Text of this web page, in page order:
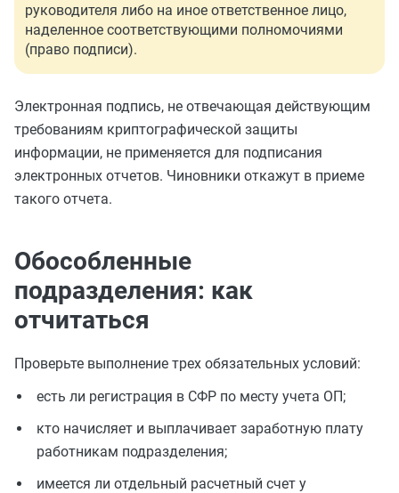
руководителя либо на иное ответственное лицо,
наделенное соответствующими полномочиями
(право подписи).
Электронная подпись, не отвечающая действующим
требованиям криптографической защиты
информации, не применяется для подписания
электронных отчетов. Чиновники откажут в приеме
такого отчета.
Обособленные
подразделения: как
отчитаться
Проверьте выполнение трех обязательных условий:
есть ли регистрация в СФР по месту учета ОП;
кто начисляет и выплачивает заработную плату
работникам подразделения;
имеется ли отдельный расчетный счет у